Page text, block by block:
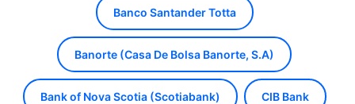
Banco Santander Totta
Banorte (Casa De Bolsa Banorte, S.A)
Bank of Nova Scotia (Scotiabank) CIB Bank